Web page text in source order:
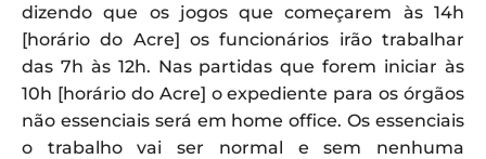
dizendo que os jogos que começarem às 14h
[horário do Acre] os funcionários irão trabalhar
das 7h às 12h. Nas partidas que forem iniciar às
10h [horário do Acre] o expediente para os órgãos
não essenciais será em home office. Os essenciais
o trabalho vai ser normal e sem nenhuma